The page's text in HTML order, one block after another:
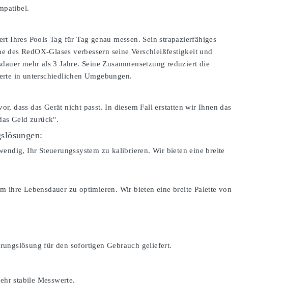
Ihres Pools Tag für Tag genau messen. Sein strapazierfähiges
des RedOX-Glases verbessern seine Verschleißfestigkeit und
mehr als 3 Jahre. Seine Zusammensetzung reduziert die
in unterschiedlichen Umgebungen.
dass das Gerät nicht passt. In diesem Fall erstatten wir Ihnen das
Geld zurück".
Ihr Steuerungssystem zu kalibrieren. Wir bieten eine breite
ihre Lebensdauer zu optimieren. Wir bieten eine breite Palette von
für den sofortigen Gebrauch geliefert.
stabile Messwerte.